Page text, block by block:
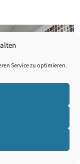
Service zu optimieren.